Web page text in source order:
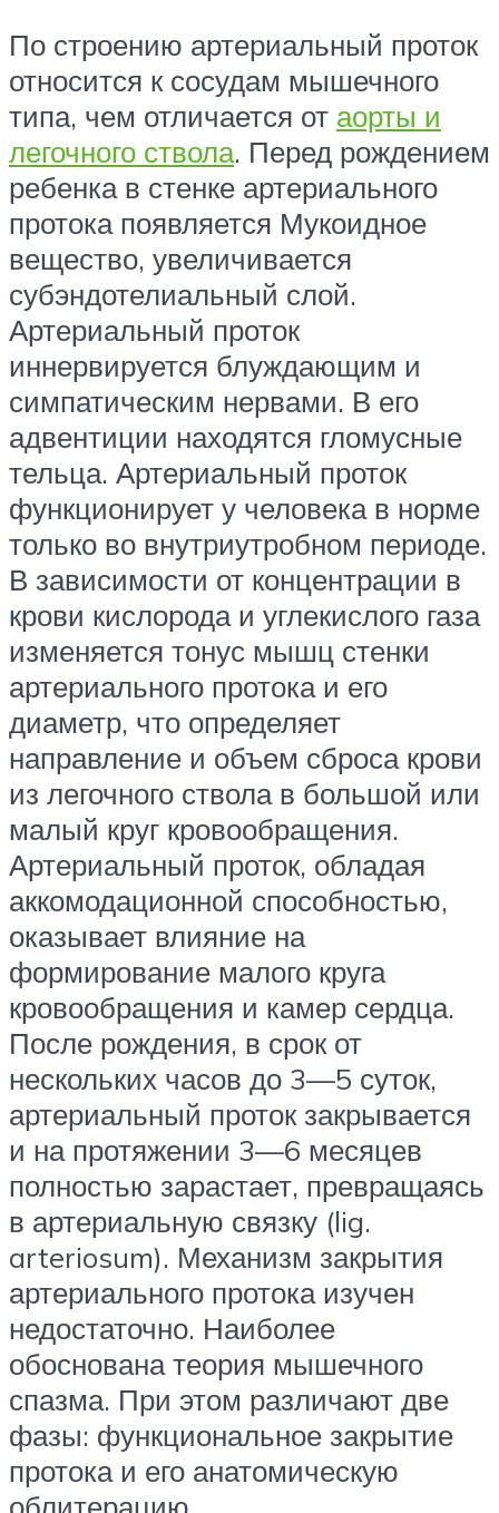
По строению артериальный проток
относится к сосудам мышечного
типа, чем отличается от аорты и
легочного ствола. Перед рождением
ребенка в стенке артериального
протока появляется Мукоидное
вещество, увеличивается
субэндотелиальный слой.
Артериальный проток
иннервируется блуждающим и
симпатическим нервами. В его
адвентиции находятся гломусные
тельца. Артериальный проток
функционирует у человека в норме
только во внутриутробном периоде.
В зависимости от концентрации в
крови кислорода и углекислого газа
изменяется тонус мышц стенки
артериального протока и его
диаметр, что определяет
направление и объем сброса крови
из легочного ствола в большой или
малый круг кровообращения.
Артериальный проток, обладая
аккомодационной способностью,
оказывает влияние на
формирование малого круга
кровообращения и камер сердца.
После рождения, в срок от
нескольких часов до 3—5 суток,
артериальный проток закрывается
и на протяжении 3—6 месяцев
полностью зарастает, превращаясь
в артериальную связку (lig.
arteriosum). Механизм закрытия
артериального протока изучен
недостаточно. Наиболее
обоснована теория мышечного
спазма. При этом различают две
фазы: функциональное закрытие
протока и его анатомическую